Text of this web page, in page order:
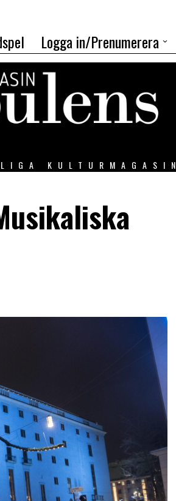
Logga in/Prenumerera
KULTURMAGASIN